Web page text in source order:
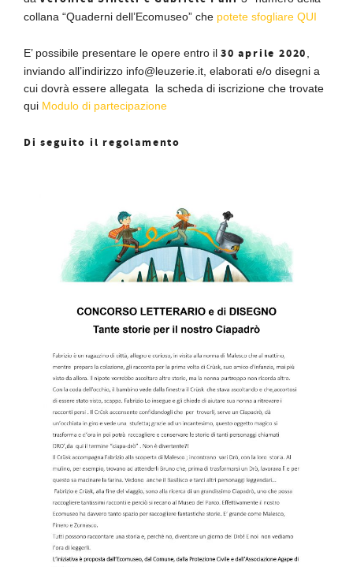
collana “Quaderni dell’Ecomuseo” che potete sfogliare QUI
E’ possibile presentare le opere entro il 30 aprile 2020,
inviando all’indirizzo info@leuzerie.it, elaborati e/o disegni a
cui dovrà essere allegata la scheda di iscrizione che trovate
qui Modulo di partecipazione
Di seguito il regolamento